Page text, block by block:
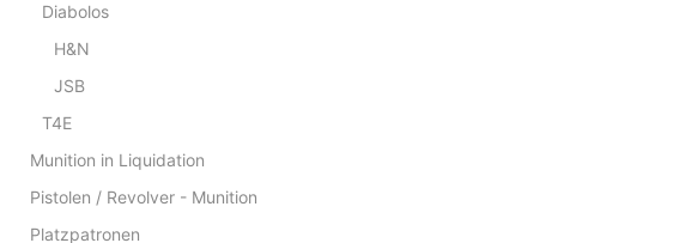
Diabolos
H&N
JSB
T4E
Munition in Liquidation
Pistolen / Revolver - Munition
Platzpatronen